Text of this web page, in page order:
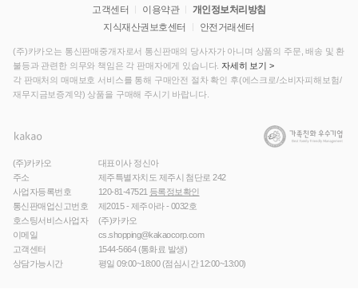
고객센터 이용약관
개인정보처리방침
지식재산권보호센터
안전거래센터
(주)카카오는 통신판매중개자로서 통신판매의 당사자가 아니며 상품의 주문, 배송 및 환
불등과 관련한 의무와 책임은 각 판매자에게 있습니다. 자세히 보기 >
각 판매처의 매매보호 서비스를 통해 구매안전 절차 확인 후(에스크로/소비자피해보험/
재무지금보증계약) 상품을 구매해 주시기 바랍니다.
(주)카카오
대표이사 정신아
주소
제주특별자치도 제주시 첨단로 242
사업자등록번호
120-81-47521 등록정보확인
통신판매업신고번호
제2015 - 제주아라 - 0032호
호스팅서비스사업자
(주)카카오
이메일
cs.shopping@kakaocorp.com
고객센터
1544-5664(통화료 발생)
상담가능시간
평일 09:00~18:00 (점심시간 12:00~13:00)